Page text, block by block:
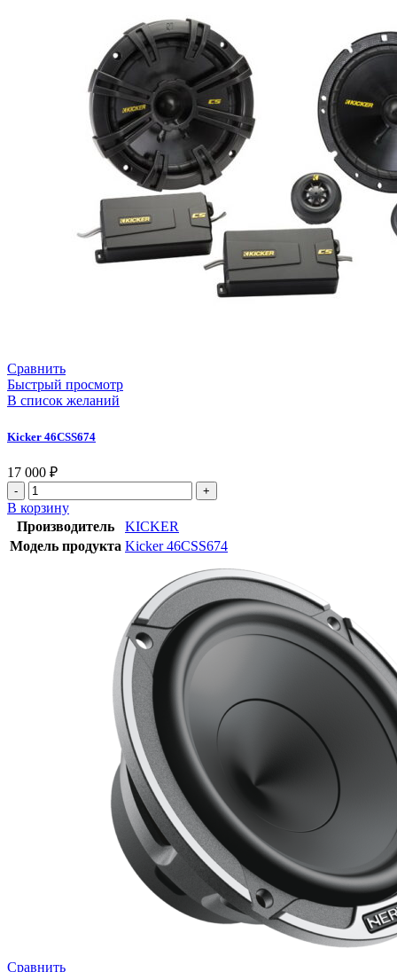
Сравнить
Быстрый просмотр
В список желаний
Kicker 46CSS674
17 000 ₽
В корзину
Производитель
KICKER
Модель продукта Kicker 46CSS674
Сравнить